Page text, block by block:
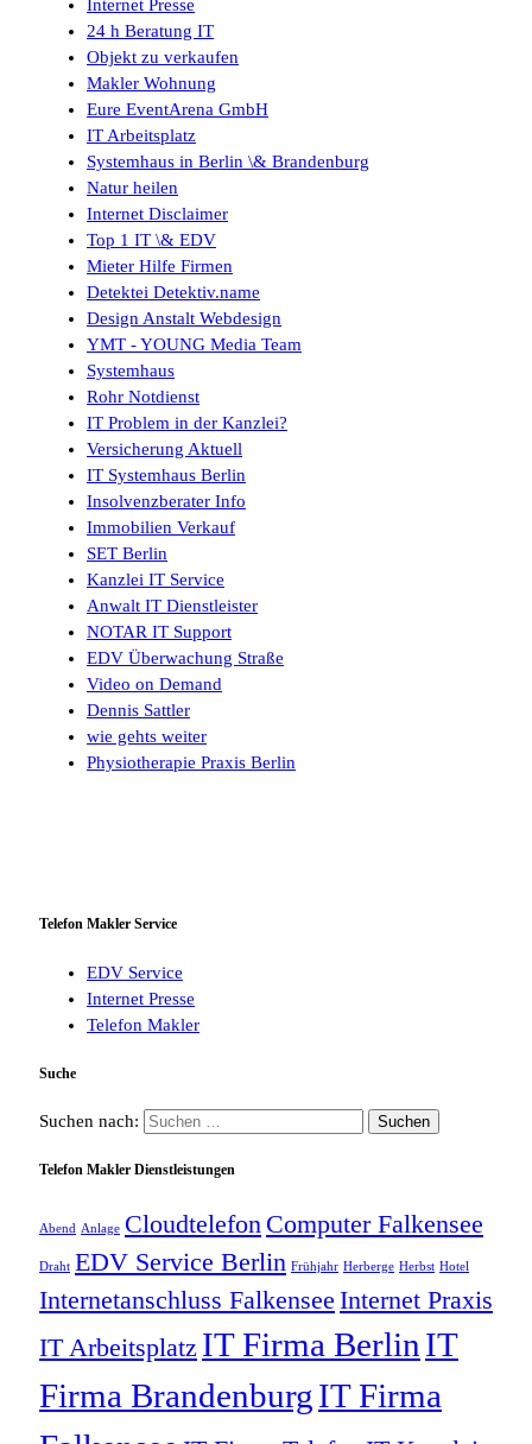
Internet Presse
24 h Beratung IT
Objekt zu verkaufen
Makler Wohnung
Eure EventArena GmbH
IT Arbeitsplatz
Systemhaus in Berlin \& Brandenburg
Natur heilen
Internet Disclaimer
Top 1 IT \& EDV
Mieter Hilfe Firmen
Detektei Detektiv.name
Design Anstalt Webdesign
YMT - YOUNG Media Team
Systemhaus
Rohr Notdienst
IT Problem in der Kanzlei?
Versicherung Aktuell
IT Systemhaus Berlin
Insolvenzberater Info
Immobilien Verkauf
SET Berlin
Kanzlei IT Service
Anwalt IT Dienstleister
NOTAR IT Support
EDV Überwachung Straße
Video on Demand
Dennis Sattler
wie gehts weiter
Physiotherapie Praxis Berlin
Telefon Makler Service
EDV Service
Internet Presse
Telefon Makler
Suche
Suchen nach:
Telefon Makler Dienstleistungen
Abend Anlage Cloudtelefon Computer Falkensee
Draht EDV Service Berlin Frühjahr Herberge Herbst Hotel
Internetanschluss Falkensee Internet Praxis
IT Arbeitsplatz IT Firma Berlin IT
Firma BrandenburgIT Firma